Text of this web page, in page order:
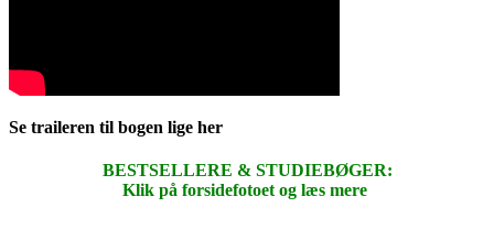
Se traileren til bogen lige her
BESTSELLERE & STUDIEBØGER:
Klik på forsidefotoet og læs mere